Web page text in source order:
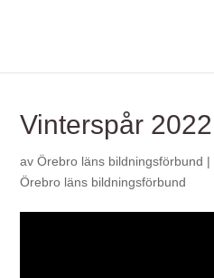
Vinterspår 2022
avÖrebro läns bildningsförbund |
Örebro läns bildningsförbund